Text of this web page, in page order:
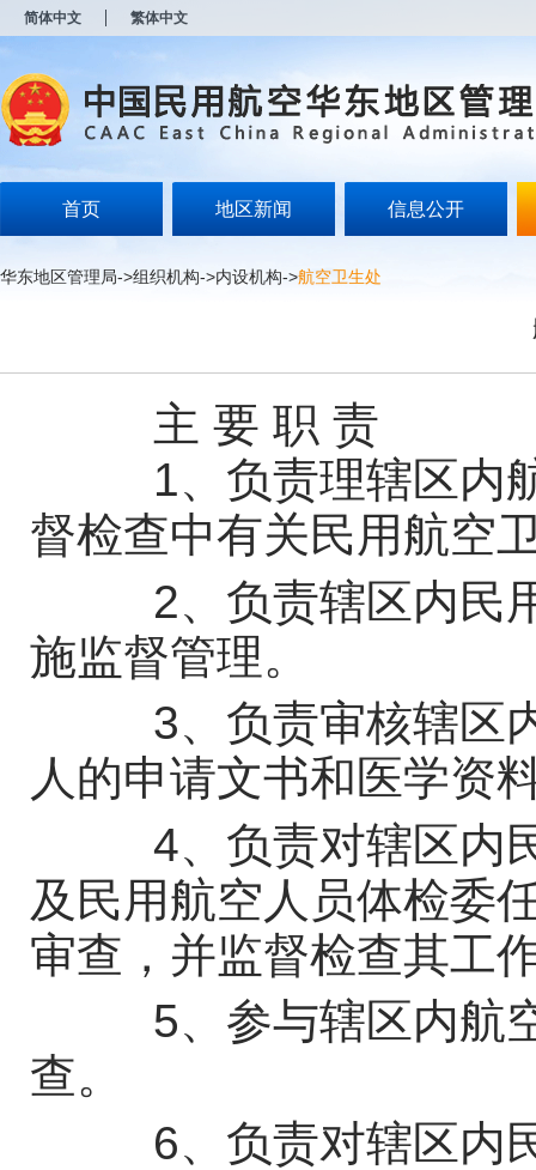
简体中文 繁体中文
首页 地区新闻 信息公开
华东地区管理局->组织机构->内设机构->航空卫生处
主 要 职 责
1、负责理辖区内航
督检查中有关民用航空
2、负责辖区内民用
施监督管理。
3、负责审核辖区内
人的申请文书和医学资
4、负责对辖区内民
及民用航空人员体检委
审查，并监督检查其工
5、参与辖区内航空
查。
6、负责对辖区内民
开
无
障
说
按
Alt
键